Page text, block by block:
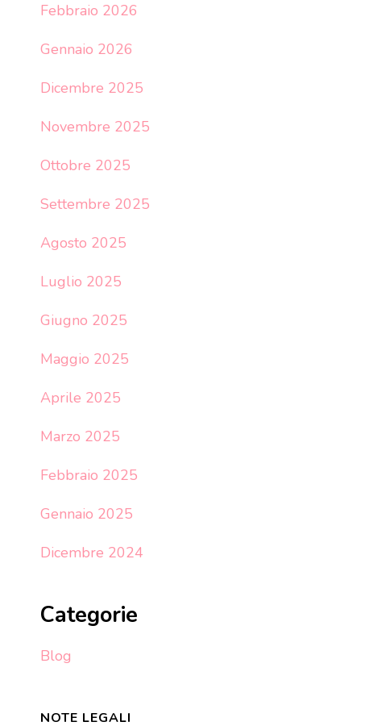
Febbraio 2026
Gennaio 2026
Dicembre 2025
Novembre 2025
Ottobre 2025
Settembre 2025
Agosto 2025
Luglio 2025
Giugno 2025
Maggio 2025
Aprile 2025
Marzo 2025
Febbraio 2025
Gennaio 2025
Dicembre 2024
Categorie
Blog
NOTE LEGALI